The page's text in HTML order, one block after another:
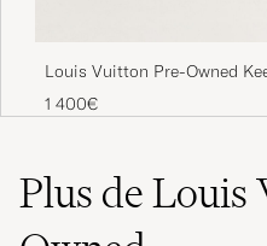
Louis Vuitton Pre-Owned
Bandouliére 55 Monogram
1 400€
Plus de Louis